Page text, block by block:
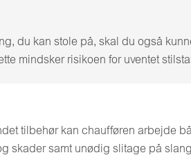
du kan stole på, skal du også
mindsker risikoen for uventet
tilbehør kan chaufføren arbejde
skader samt unødig slitage på